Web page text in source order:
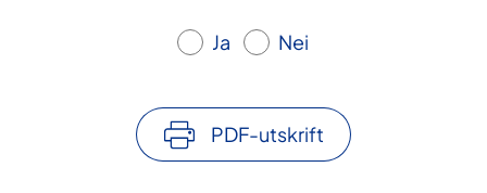
Ja Nei
PDF-utskrift